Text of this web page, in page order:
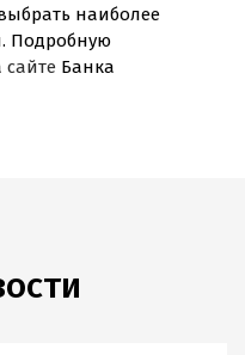
наиболее
. Подробную
сайте Банка